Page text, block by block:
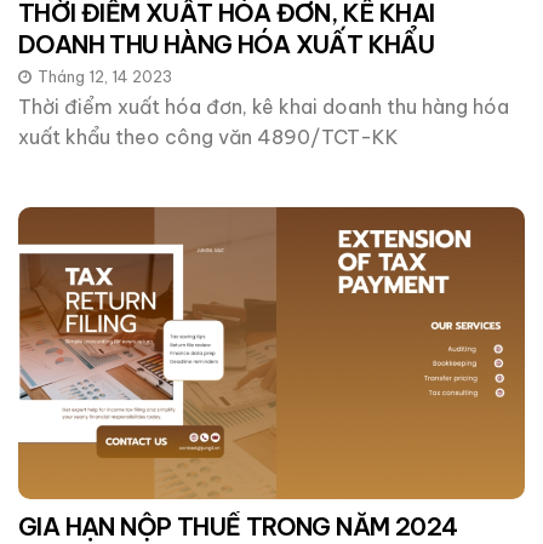
THỜI ĐIỂM XUẤT HÓA ĐƠN, KÊ KHAI
DOANH THU HÀNG HÓA XUẤT KHẨU
Tháng 12, 14 2023
Thời điểm xuất hóa đơn, kê khai doanh thu hàng hóa
xuất khẩu theo công văn 4890/TCT-KK
GIA HẠN NỘP THUẾ TRONG NĂM 2024